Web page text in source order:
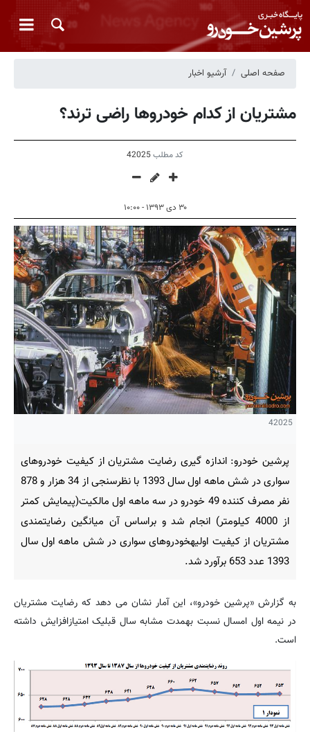
صفحه اصلی آرشیو اخبار
مشتریان از کدام خودروها راضی ترند؟
کد مطلب42025
۳۰ دی ۱۳۹۳ - ۱۰:۰۰
42025
پرشین خودرو: اندازه گیری رضایت مشتریان از كیفیت خودروهای
سواری در شش ماهه اول سال 1393 با نظرسنجی از 34 هزار و 878
نفر مصرف كننده 49 خودرو در سه ماهه اول مالکیت(پیمایش کمتر
از 4000 کیلومتر) انجام شد و براساس آن میانگین رضایتمندی
مشتریان از کیفیت اولیهخودروهای سواری در شش ماهه اول سال
1393 عدد 653 برآورد شد.
به گزارش «پرشین خودرو»، این آمار نشان می دهد كه رضایت مشتریان
در نیمه اول امسال نسبت بهمدت مشابه سال قبلیک امتیازافزایش داشته
است.